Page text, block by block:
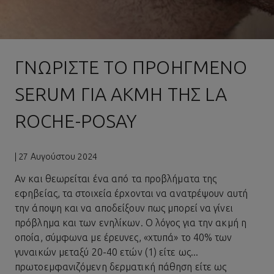
ΓΝΩΡΊΣΤΕ ΤΟ ΠΡΟΗΓΜΈΝΟ
SERUM ΓΙΑ ΑΚΜΉ ΤΗΣ LA
ROCHE-POSAY
| 27 Αυγούστου 2024
Αν και θεωρείται ένα από τα προβλήματα της
εφηβείας, τα στοιχεία έρχονται να ανατρέψουν αυτή
την άποψη και να αποδείξουν πως μπορεί να γίνει
πρόβλημα και των ενηλίκων. Ο λόγος για την ακμή η
οποία, σύμφωνα με έρευνες, «χτυπά» το 40% των
γυναικών μεταξύ 20-40 ετών (1) είτε ως...
πρωτοεμφανιζόμενη δερματική πάθηση είτε ως